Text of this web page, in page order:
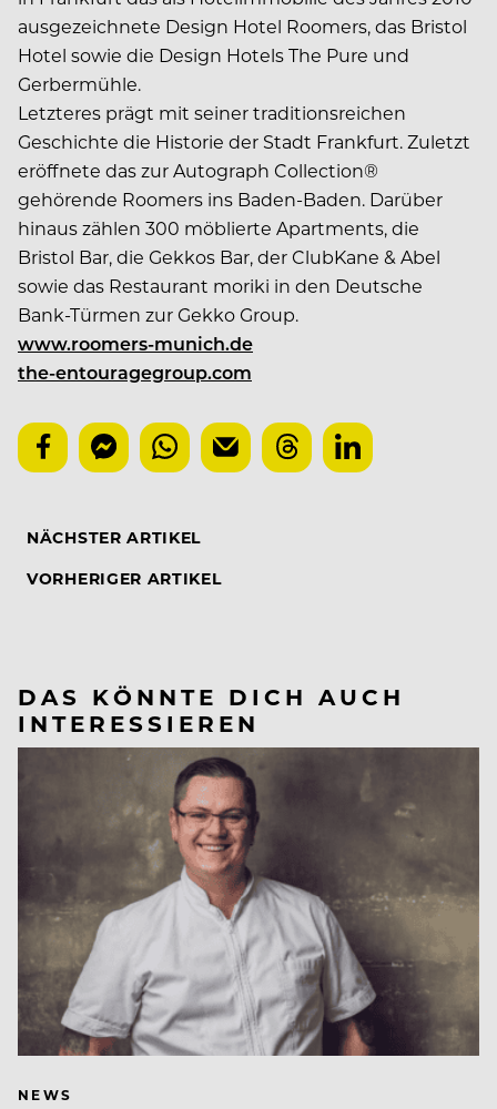
ausgezeichnete Design Hotel Roomers, das Bristol
Hotel sowie die Design Hotels The Pure und
Gerbermühle.
Letzteres prägt mit seiner traditionsreichen
Geschichte die Historie der Stadt Frankfurt. Zuletzt
eröffnete das zur Autograph Collection®
gehörende Roomers ins Baden-Baden. Darüber
hinaus zählen 300 möblierte Apartments, die
Bristol Bar, die Gekkos Bar, der ClubKane & Abel
sowie das Restaurant moriki in den Deutsche
Bank-Türmen zur Gekko Group.
www.roomers-munich.de
the-entouragegroup.com
NÄCHSTER ARTIKEL
VORHERIGER ARTIKEL
DAS KÖNNTE DICH AUCH
INTERESSIEREN
NEWS